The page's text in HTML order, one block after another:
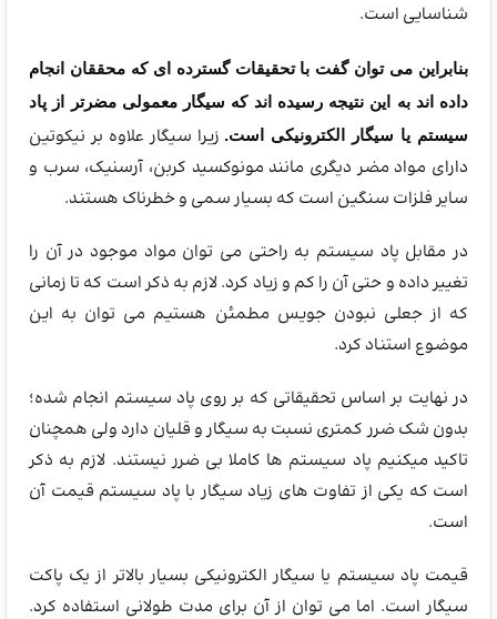
شناسایی است.
بنابراین می توان گفت با تحقیقات گسترده ای که محققان انجام
داده اند به این نتیجه رسیده اند که سیگار معمولی مضرتر از پاد
سیستم یا سیگار الکترونیکی است. زیرا سیگار علاوه بر نیکوتین
دارای مواد مضر دیگری مانند مونوکسید کربن، آرسنیک، سرب و
سایر فلزات سنگین است که بسیار سمی و خطرناک هستند.
در مقابل پاد سیستم به راحتی می توان مواد موجود در آن را
تغییر داده و حتی آن را کم و زیاد کرد. لازم به ذکر است که تا زمانی
که از جعلی نبودن جویس مطمئن هستیم می توان به این
موضوع استناد کرد.
در نهایت بر اساس تحقیقاتی که بر روی پاد سیستم انجام شده؛
بدون شک ضرر کمتری نسبت به سیگار و قلیان دارد ولی همچنان
تاکید میکنیم پاد سیستم ها کاملا بی ضرر نیستند. لازم به ذکر
است که یکی از تفاوت های زیاد سیگار با پاد سیستم قیمت آن
است.
قیمت پاد سیستم یا سیگار الکترونیکی بسیار بالاتر از یک پاکت
سیگار است. اما می توان از آن برای مدت طولانی استفاده کرد.